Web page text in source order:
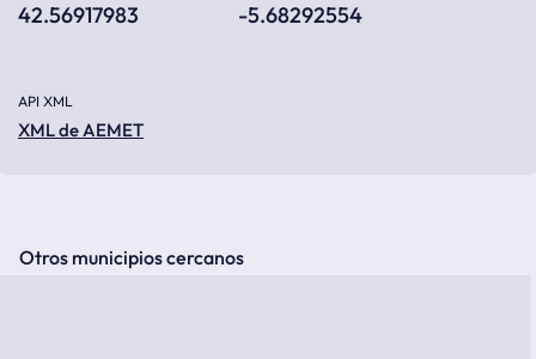
42.56917983 -5.68292554
API XML
XML de AEMET
Otros municipios cercanos